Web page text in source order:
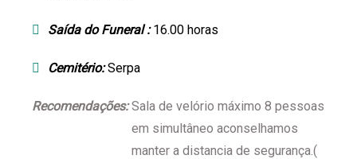
Saída do Funeral:16.00 horas
Cemitério:Serpa
Recomendações: Sala de velório máximo 8 pessoas
em simultâneo aconselhamos
manter a distancia de segurança.(